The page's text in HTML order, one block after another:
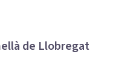
de Llobregat